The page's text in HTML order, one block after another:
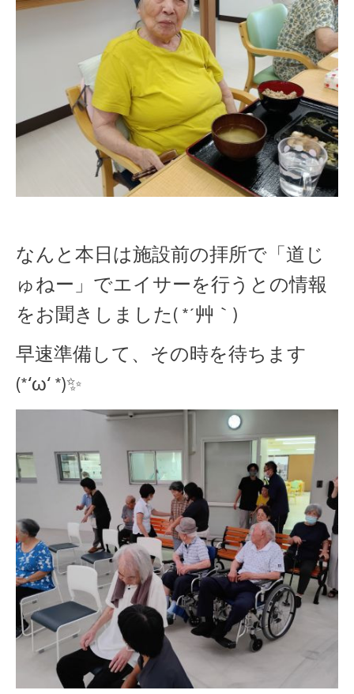
なんと本日は施設前の拝所で「道じ
ゅねー」でエイサーを行うとの情報
をお聞きしました( *´艸｀)
早速準備して、その時を待ちます
(*‘ω‘ *)✨